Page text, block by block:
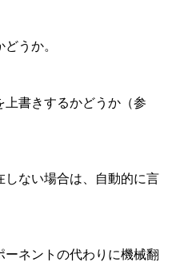
うか。
書きするかどうか（参
ない場合は、自動的に言
ネントの代わりに機械翻